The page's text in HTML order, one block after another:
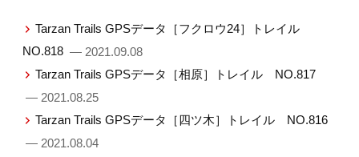
Tarzan Trails GPSデータ［フクロウ24］トレイル
NO.818 — 2021.09.08
Tarzan Trails GPSデータ［相原］トレイル NO.817
— 2021.08.25
Tarzan Trails GPSデータ［四ツ木］トレイル NO.816
— 2021.08.04